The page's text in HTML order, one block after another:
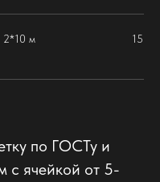
2*10 м 15
по ГОСТу и
с ячейкой от 5-